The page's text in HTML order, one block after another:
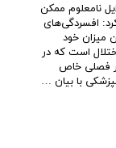
نامعلوم ممکن
افسردگی‌های
میزان خود
است که در
فصلی خاص
با بیان …